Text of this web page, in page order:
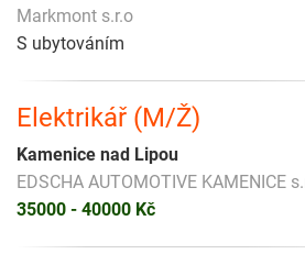
Markmont s.r.o
S ubytováním
Elektrikář (M/Ž)
Kamenice nad Lipou
EDSCHA AUTOMOTIVE KAMENICE
35000 - 40000 Kč